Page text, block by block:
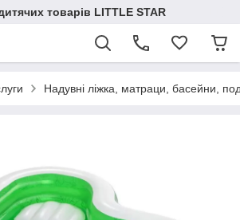
товарів LITTLE STAR
Надувні ліжка, матраци, басейни,